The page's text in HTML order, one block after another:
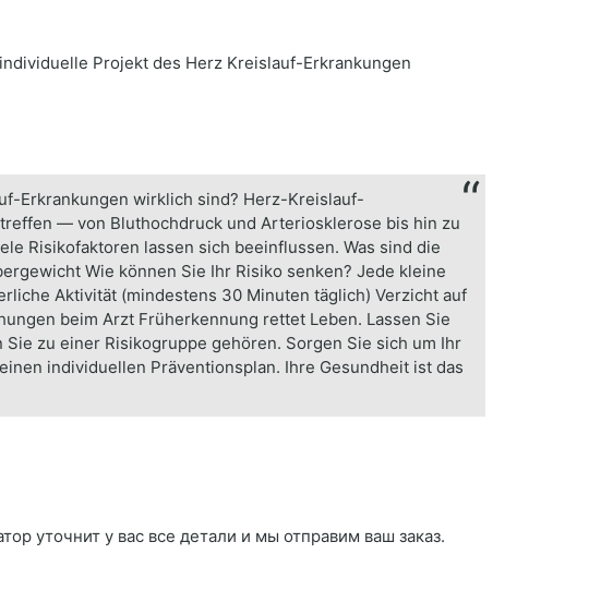
Projekt des Herz Kreislauf-Erkrankungen
Erkrankungen wirklich sind? Herz-Kreislauf-
— von Bluthochdruck und Arteriosklerose bis hin zu
Risikofaktoren lassen sich beeinflussen. Was sind die
Wie können Sie Ihr Risiko senken? Jede kleine
Aktivität (mindestens 30 Minuten täglich) Verzicht auf
beim Arzt Früherkennung rettet Leben. Lassen Sie
zu einer Risikogruppe gehören. Sorgen Sie sich um Ihr
individuellen Präventionsplan. Ihre Gesundheit ist das
уточнит у вас все детали и мы отправим ваш заказ.